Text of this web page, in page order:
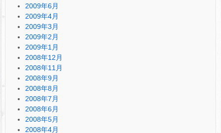
2009年6月
2009年4月
2009年3月
2009年2月
2009年1月
2008年12月
2008年11月
2008年9月
2008年8月
2008年7月
2008年6月
2008年5月
2008年4月